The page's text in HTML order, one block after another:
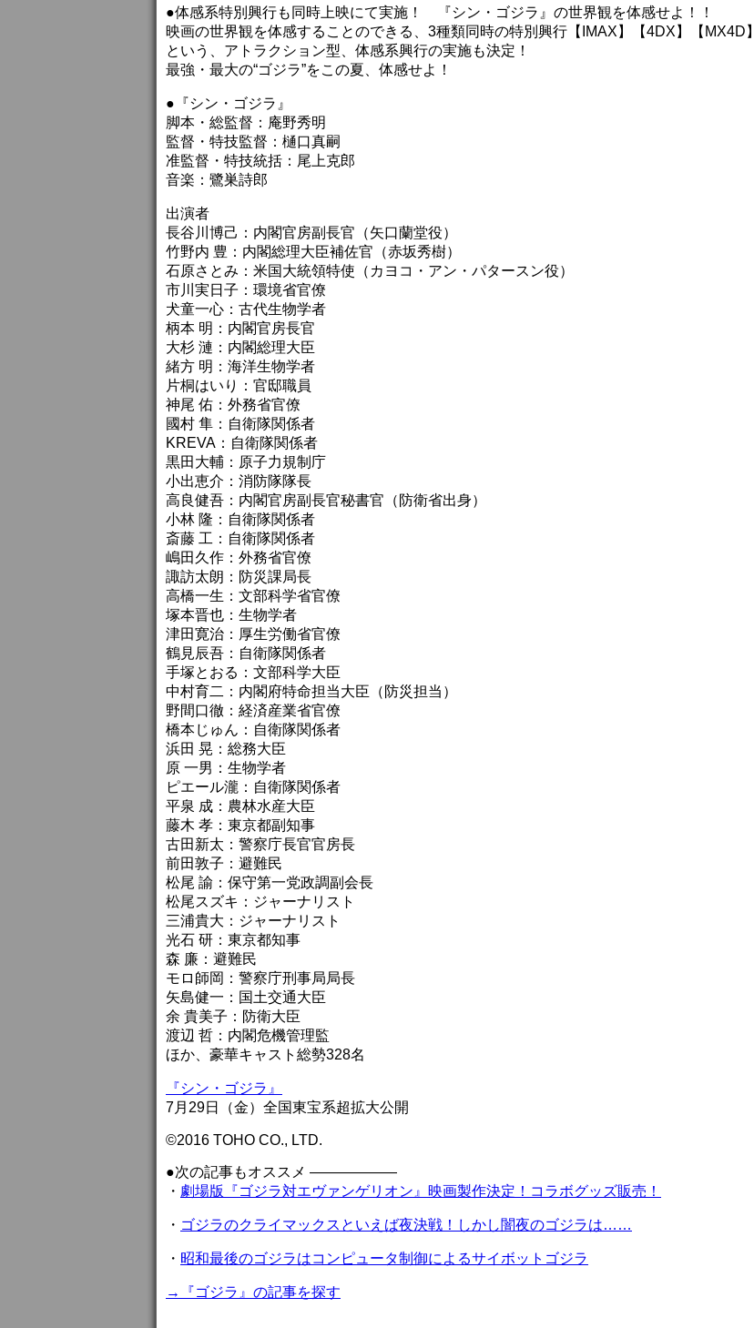
●体感系特別興行も同時上映にて実施！ 『シン・ゴジラ』の世界観を体感せよ！！
映画の世界観を体感することのできる、3種類同時の特別興行【IMAX】【4DX】【MX4D】
という、アトラクション型、体感系興行の実施も決定！
最強・最大の“ゴジラ”をこの夏、体感せよ！
●『シン・ゴジラ』
脚本・総監督：庵野秀明
監督・特技監督：樋口真嗣
准監督・特技統括：尾上克郎
音楽：鷺巣詩郎
出演者
長谷川博己：内閣官房副長官（矢口蘭堂役）
竹野内 豊：内閣総理大臣補佐官（赤坂秀樹）
石原さとみ：米国大統領特使（カヨコ・アン・パタースン役）
市川実日子：環境省官僚
犬童一心：古代生物学者
柄本 明：内閣官房長官
大杉 漣：内閣総理大臣
緒方 明：海洋生物学者
片桐はいり：官邸職員
神尾 佑：外務省官僚
國村 隼：自衛隊関係者
KREVA：自衛隊関係者
黒田大輔：原子力規制庁
小出恵介：消防隊隊長
高良健吾：内閣官房副長官秘書官（防衛省出身）
小林 隆：自衛隊関係者
斎藤 工：自衛隊関係者
嶋田久作：外務省官僚
諏訪太朗：防災課局長
高橋一生：文部科学省官僚
塚本晋也：生物学者
津田寛治：厚生労働省官僚
鶴見辰吾：自衛隊関係者
手塚とおる：文部科学大臣
中村育二：内閣府特命担当大臣（防災担当）
野間口徹：経済産業省官僚
橋本じゅん：自衛隊関係者
浜田 晃：総務大臣
原 一男：生物学者
ピエール瀧：自衛隊関係者
平泉 成：農林水産大臣
藤木 孝：東京都副知事
古田新太：警察庁長官官房長
前田敦子：避難民
松尾 諭：保守第一党政調副会長
松尾スズキ：ジャーナリスト
三浦貴大：ジャーナリスト
光石 研：東京都知事
森 廉：避難民
モロ師岡：警察庁刑事局局長
矢島健一：国土交通大臣
余 貴美子：防衛大臣
渡辺 哲：内閣危機管理監
ほか、豪華キャスト総勢328名
『シン・ゴジラ』
7月29日（金）全国東宝系超拡大公開
©2016 TOHO CO., LTD.
●次の記事もオススメ ——————
・ 劇場版『ゴジラ対エヴァンゲリオン』映画製作決定！コラボグッズ販売！
・ ゴジラのクライマックスといえば夜決戦！しかし闇夜のゴジラは……
・ 昭和最後のゴジラはコンピュータ制御によるサイボットゴジラ
→『ゴジラ』の記事を探す